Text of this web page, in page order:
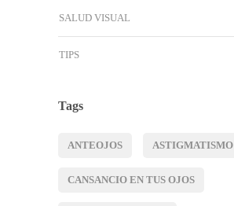
SALUD VISUAL
TIPS
Tags
ANTEOJOS ASTIGMATISMO
CANSANCIO EN TUS OJOS